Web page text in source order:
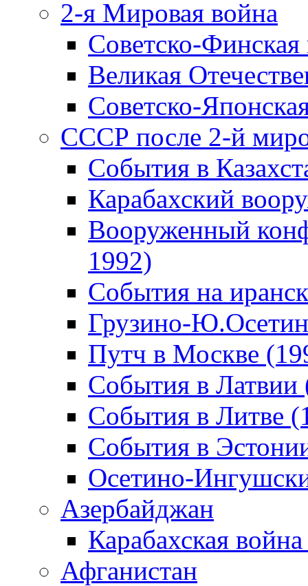
2-я Мировая война
Советско-
Великая
Советско-
СССР после 2-й
События в
Карабахский
Вооруженный
1992)
События на
Грузино-
Путч в Москве
События в Латвии
События в Литве
События в
Осетино-
Азербайджан
Карабахская
Афганистан